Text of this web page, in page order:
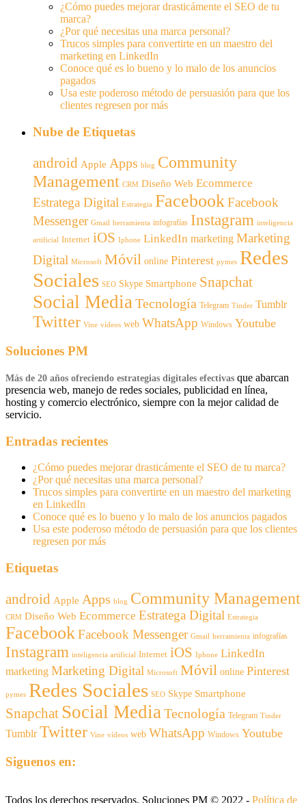
¿Cómo puedes mejorar drasticámente el SEO de tu
marca?
¿Por qué necesitas una marca personal?
Trucos simples para convertirte en un maestro del
marketing en LinkedIn
Conoce qué es lo bueno y lo malo de los anuncios
pagados
Usa este poderoso método de persuasión para que los
clientes regresen por más
Nube de Etiquetas
android Apple Apps blog Community
Management CRM Diseño Web Ecommerce
Estratega Digital Estrategia FacebookFacebook
Messenger Gmail herramienta infografías Instagram inteligencia
artificial Internet iOS Iphone LinkedIn marketing Marketing
Digital Microsoft Móvil online Pinterest pymes Redes
Sociales SEO Skype Smartphone Snapchat
Social Media Tecnología Telegram Tinder Tumblr
Twitter Vine vídeos web WhatsApp Windows Youtube
Soluciones PM
Más de 20 años ofreciendo estrategias digitales efectivas que abarcan
presencia web, manejo de redes sociales, publicidad en línea,
hosting y comercio electrónico, siempre con la mejor calidad de
servicio.
Entradas recientes
¿Cómo puedes mejorar drasticámente el SEO de tu marca?
¿Por qué necesitas una marca personal?
Trucos simples para convertirte en un maestro del marketing
en LinkedIn
Conoce qué es lo bueno y lo malo de los anuncios pagados
Usa este poderoso método de persuasión para que los clientes
regresen por más
Etiquetas
android Apple Apps blog Community Management
CRM Diseño Web Ecommerce Estratega Digital Estrategia
FacebookFacebook Messenger Gmail herramienta infografías
Instagram inteligencia artificial Internet iOS Iphone LinkedIn
marketing Marketing Digital Microsoft Móvil online Pinterest
pymes Redes Sociales SEO Skype Smartphone
Snapchat Social Media Tecnología Telegram Tinder
Tumblr Twitter Vine vídeos web WhatsApp Windows Youtube
Siguenos en:
Todos los derechos reservados. Soluciones PM © 2022 - Política de